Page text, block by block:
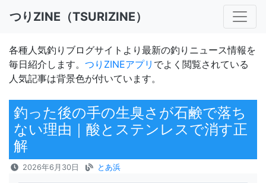
つりZINE（TSURIZINE）
各種人気釣りブログサイトより最新の釣りニュース情報を
毎日紹介します。 つりZINEアプリ でよく閲覧されている
人気記事は背景色が付いています。
釣った後の手の生臭さが石鹸で落ち
ない理由｜酸とステンレスで消す正
解
2026年6月30日 とあ浜